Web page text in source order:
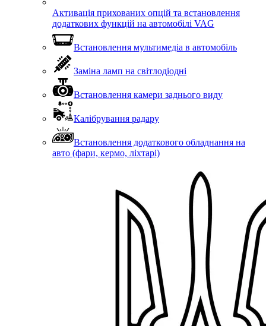
Активація прихованих опцій та встановлення
додаткових функцій на автомобілі VAG
Встановлення мультимедіа в автомобіль
Заміна ламп на світлодіодні
Встановлення камери заднього виду
Калібрування радару
Встановлення додаткового обладнання на
авто (фари, кермо, ліхтарі)